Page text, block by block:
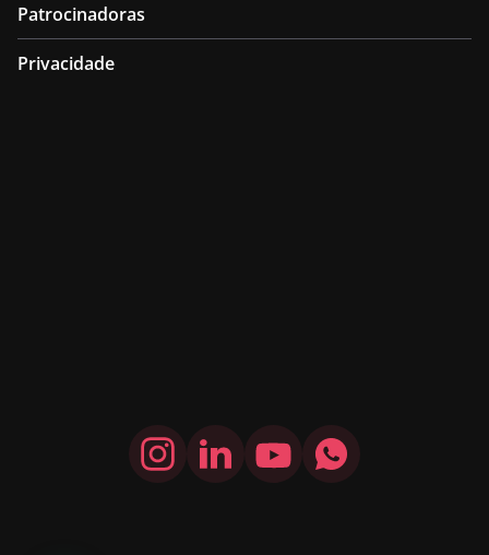
Patrocinadoras
Privacidade